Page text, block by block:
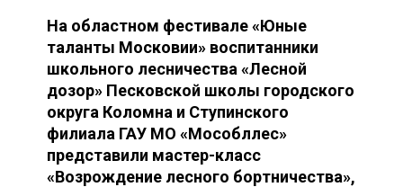
На областном фестивале «Юные
таланты Московии» воспитанники
школьного лесничества «Лесной
дозор» Песковской школы городского
округа Коломна и Ступинского
филиала ГАУ МО «Мособллес»
представили мастер-класс
«Возрождение лесного бортничества»,